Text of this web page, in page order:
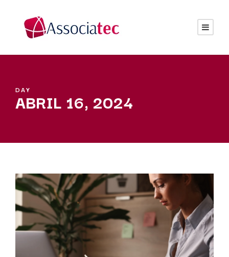
DAY
ABRIL 16, 2024